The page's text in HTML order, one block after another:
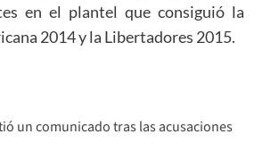
en el plantel que consiguió la
2014 y la Libertadores 2015.
un comunicado tras las acusaciones